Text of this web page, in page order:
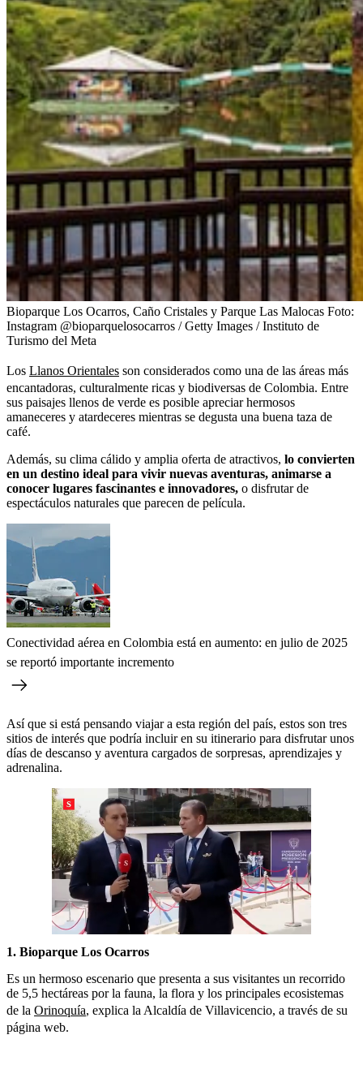
Bioparque Los Ocarros​, Caño Cristales y Parque Las Malocas Foto:
Instagram @bioparquelosocarros / Getty Images / Instituto de
Turismo del Meta
Los Llanos Orientales son considerados como una de las áreas más
encantadoras, culturalmente ricas y biodiversas de Colombia. Entre
sus paisajes llenos de verde es posible apreciar hermosos
amaneceres y atardeceres mientras se degusta una buena taza de
café.
Además, su clima cálido y amplia oferta de atractivos, lo convierten
en un destino ideal para vivir nuevas aventuras, animarse a
conocer lugares fascinantes e innovadores, o disfrutar de
espectáculos naturales que parecen de película.
Conectividad aérea en Colombia está en aumento: en julio de 2025
se reportó importante incremento
Así que si está pensando viajar a esta región del país, estos son tres
sitios de interés que podría incluir en su itinerario para disfrutar unos
días de descanso y aventura cargados de sorpresas, aprendizajes y
adrenalina.
1. Bioparque Los Ocarros​
Es un hermoso escenario que presenta a sus visitantes un recorrido
de 5,5 hectáreas por la fauna, la flora y los principales ecosistemas
de la Orinoquía, explica la Alcaldía de Villavicencio, a través de su
página web.